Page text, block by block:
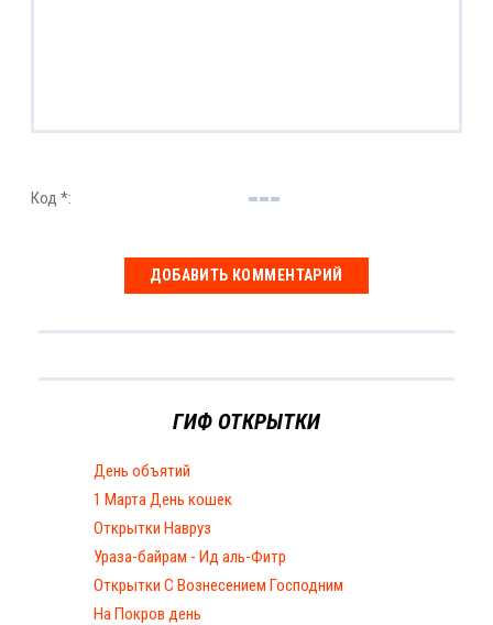
Код *:
ГИФ ОТКРЫТКИ
День объятий
1 Марта День кошек
Открытки Навруз
Ураза-байрам - Ид аль-Фитр
Открытки С Вознесением Господним
На Покров день